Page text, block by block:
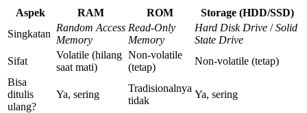
Aspek RAM ROM
Storage (HDD/SSD)
Singkatan
Random Access
Memory
Read-Only
Memory
Hard Disk Drive /Solid
State Drive
Sifat
Volatile (hilang
saat mati)
Non-volatile
(tetap)
Non-volatile (tetap)
Bisa
ditulis
ulang?
Ya, sering
Tradisionalnya
tidak
Ya, sering